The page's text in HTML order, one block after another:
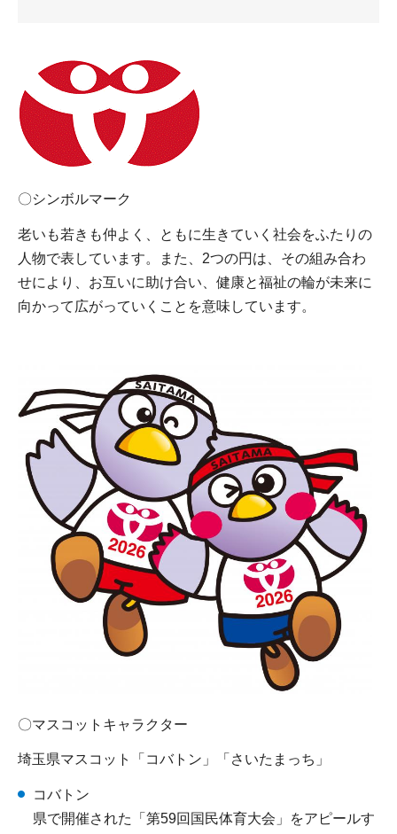
〇シンボルマーク
老いも若きも仲よく、ともに生きていく社会をふたりの
人物で表しています。また、2つの円は、その組み合わ
せにより、お互いに助け合い、健康と福祉の輪が未来に
向かって広がっていくことを意味しています。
〇マスコットキャラクター
埼玉県マスコット「コバトン」「さいたまっち」
コバトン
県で開催された「第59回国民体育大会」をアピールす